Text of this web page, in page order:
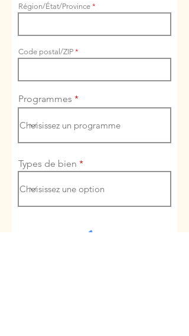
Région/État/Province
Code postal/ZIP
Programmes
Types de bien